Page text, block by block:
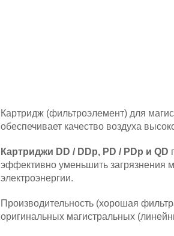
Картридж (фильтроэлемент) для
обеспечивает качество воздуха
Картриджи DD / DDp, PD / PDp и QD
эффективно уменьшить загрязнения
электроэнергии.
Производительность (хорошая
оригинальных магистральных